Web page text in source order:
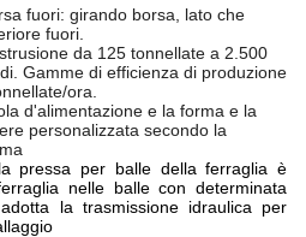
fuori: girando borsa, lato che
fuori.
da 125 tonnellate a 2.500
Gamme di efficienza di produzione
ora.
d'alimentazione e la forma e la
personalizzata secondo la
pressa per balle della ferraglia è
nelle balle con determinata
la trasmissione idraulica per